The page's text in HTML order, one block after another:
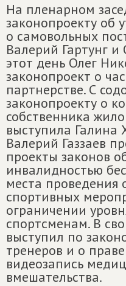
На пленарном
законопроекту об
о самовольных
Валерий Гартунг
этот день Олег
законопроект о
партнерстве. С
законопроекту о
собственника
выступила Галина
Валерий Газзаев
проекты законов
инвалидностью
места
спортивных
ограничении
спортсменам. В
выступил по
тренеров и о
видеозапись
вмешательства.